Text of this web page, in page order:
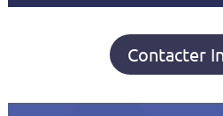
Contacter